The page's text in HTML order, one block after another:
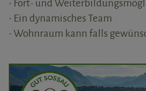
• Ein dynamisches Team
• Wohnraum kann falls